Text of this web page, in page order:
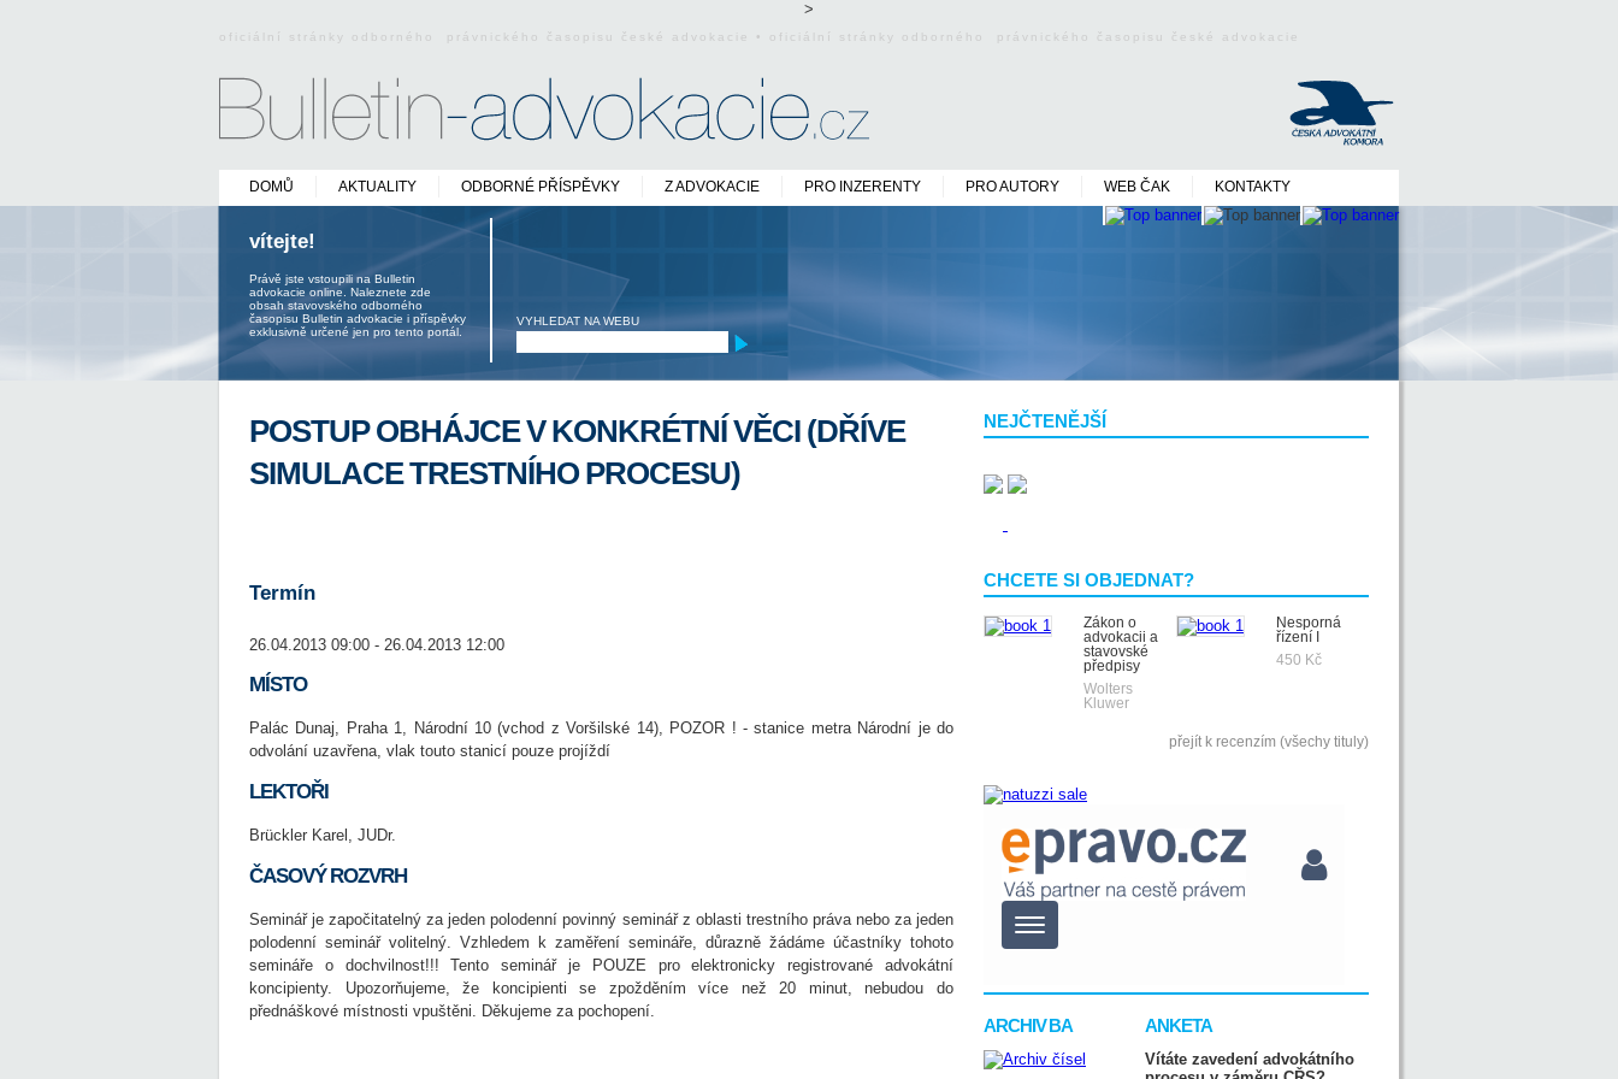
>
oficiální stránky odborného právnického časopisu české advokacie • oficiální stránky odborného právnického časopisu české advokacie
DOMŮ AKTUALITY ODBORNÉ PŘÍSPĚVKY Z ADVOKACIE PRO INZERENTY PRO AUTORY WEB ČAK KONTAKTY
vítejte!
Právě jste vstoupili na Bulletin
advokacie online. Naleznete zde
obsah stavovského odborného
časopisu Bulletin advokacie i příspěvky
exklusivně určené jen pro tento portál.
VYHLEDAT NA WEBU
NEJČTENĚJŠÍ
CHCETE SI OBJEDNAT?
Zákon o
advokacii a
stavovské
předpisy
Wolters
Kluwer
Nesporná
řízení I
450 Kč
přejít k recenzím (všechy tituly)
ARCHIV BA ANKETA
Vítáte zavedení advokátního
POSTUP OBHÁJCE V KONKRÉTNÍ VĚCI (DŘÍVE
SIMULACE TRESTNÍHO PROCESU)
Termín
26.04.2013 09:00 - 26.04.2013 12:00
MÍSTO
Palác Dunaj, Praha 1, Národní 10 (vchod z Voršilské 14), POZOR ! - stanice metra Národní je do
odvolání uzavřena, vlak touto stanicí pouze projíždí
LEKTOŘI
Brückler Karel, JUDr.
ČASOVÝ ROZVRH
Seminář je započitatelný za jeden polodenní povinný seminář z oblasti trestního práva nebo za jeden
polodenní seminář volitelný. Vzhledem k zaměření semináře, důrazně žádáme účastníky tohoto
semináře o dochvilnost!!! Tento seminář je POUZE pro elektronicky registrované advokátní
koncipienty. Upozorňujeme, že koncipienti se zpožděním více než 20 minut, nebudou do
přednáškové místnosti vpuštěni. Děkujeme za pochopení.